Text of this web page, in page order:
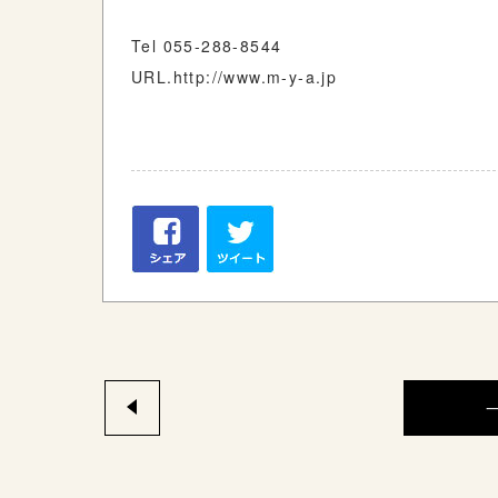
Tel 055-288-8544
URL.http://www.m-y-a.jp